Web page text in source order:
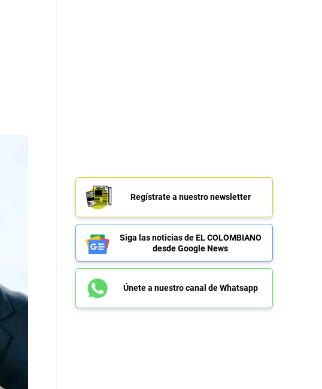
Regístrate a nuestro newsletter
Siga las noticias de EL COLOMBIANO
desde Google News
Únete a nuestro canal de Whatsapp